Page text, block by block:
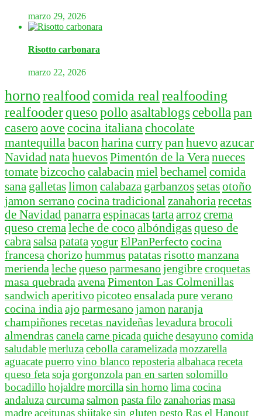
marzo 29, 2026
Risotto carbonara
marzo 22, 2026
hornorealfoodcomida realrealfooding
realfooderquesopollo asaltablogs cebollapan
caseroaove cocina italianachocolate
mantequillabaconharinacurrypanhuevoazucar
NavidadnatahuevosPimentón de la Veranueces
tomatebizcocho calabacin mielbechamelcomida
sana galletaslimon calabaza garbanzossetasotoño
jamon serrano cocina tradicional zanahoria recetas
de Navidad panarra espinacastarta arrozcrema
queso crema leche de coco albóndigasqueso de
cabra salsa patata yogurElPanPerfectococina
francesa chorizohummus patatas risottomanzana
merienda lechequeso parmesanojengibrecroquetas
masa quebrada avena Pimenton Las Colmenillas
sandwich aperitivopicoteoensalada pureverano
cocina india ajoparmesanojamon naranja
champiñones recetas navideñas levadura brocoli
almendras canelacarne picadaquichedesayuno comida
saludablemerluzacebolla caramelizadamozzarella
aguacatepuerro vino blanco reposteriaalbahacareceta
queso fetasoja gorgonzolapan en sarten solomillo
bocadillo hojaldremorcillasin horno limacocina
andaluzacurcumasalmon pasta filo zanahoriasmasa
madreaceitunasshiitakesin gluten pesto Ras el Hanout